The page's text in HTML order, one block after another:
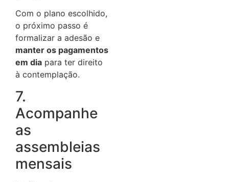
Com o plano escolhido,
o próximo passo é
formalizar a adesão e
manter os pagamentos
em dia para ter direito
à contemplação.
7.
Acompanhe
as
assembleias
mensais